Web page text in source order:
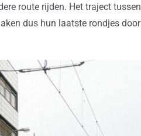
route rijden. Het traject tussen
dus hun laatste rondjes door